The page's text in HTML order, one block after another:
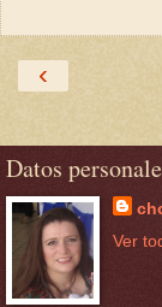
‹
Datos
Ver